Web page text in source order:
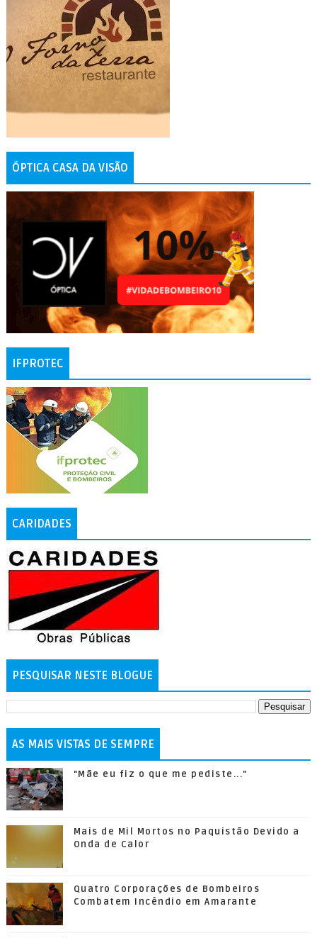
ÓPTICA CASA DA VISÃO
IFPROTEC
CARIDADES
PESQUISAR NESTE BLOGUE
AS MAIS VISTAS DE SEMPRE
"Mãe eu fiz o que me pediste..."
Mais de Mil Mortos no Paquistão Devido a
Onda de Calor
Quatro Corporações de Bombeiros
Combatem Incêndio em Amarante